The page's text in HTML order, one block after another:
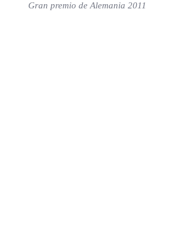
Gran premio de Alemania 2011